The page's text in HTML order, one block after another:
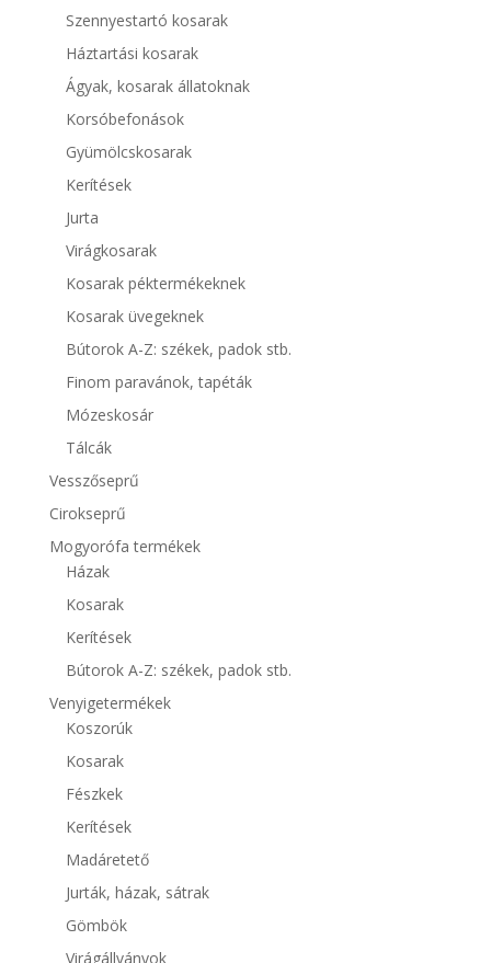
Szennyestartó kosarak
Háztartási kosarak
Ágyak, kosarak állatoknak
Korsóbefonások
Gyümölcskosarak
Kerítések
Jurta
Virágkosarak
Kosarak péktermékeknek
Kosarak üvegeknek
Bútorok A-Z: székek, padok stb.
Finom paravánok, tapéták
Mózeskosár
Tálcák
Vesszőseprű
Cirokseprű
Mogyorófa termékek
Házak
Kosarak
Kerítések
Bútorok A-Z: székek, padok stb.
Venyigetermékek
Koszorúk
Kosarak
Fészkek
Kerítések
Madáretető
Jurták, házak, sátrak
Gömbök
Virágállványok